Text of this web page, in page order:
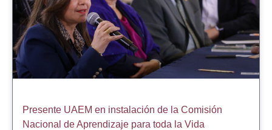
Presente UAEM en instalación de la Comisión
Nacional de Aprendizaje para toda la Vida